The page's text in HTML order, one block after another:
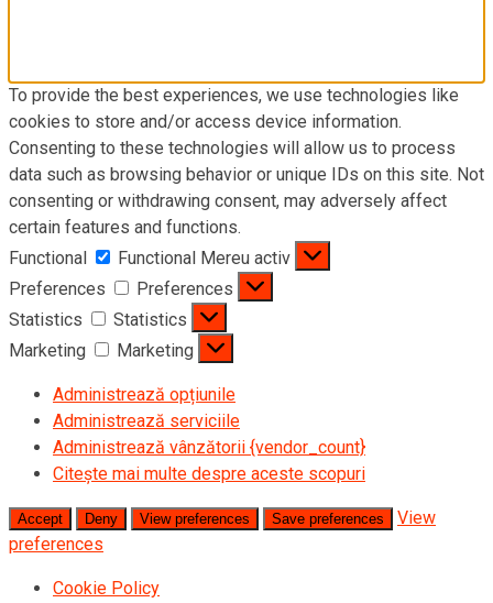
To provide the best experiences, we use technologies like
cookies to store and/or access device information.
Consenting to these technologies will allow us to process
data such as browsing behavior or unique IDs on this site. Not
consenting or withdrawing consent, may adversely affect
certain features and functions.
Functional
Functional Mereu activ
Preferences
Preferences
Statistics
Statistics
Marketing
Marketing
Administrează opțiunile
Administrează serviciile
Administrează vânzătorii {vendor_count}
Citește mai multe despre aceste scopuri
Accept Deny View preferences Save preferences
View
preferences
Cookie Policy